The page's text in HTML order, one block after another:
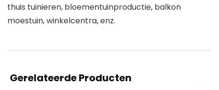
thuis tuinieren, bloementuinproductie, balkon
moestuin, winkelcentra, enz.
Gerelateerde Producten